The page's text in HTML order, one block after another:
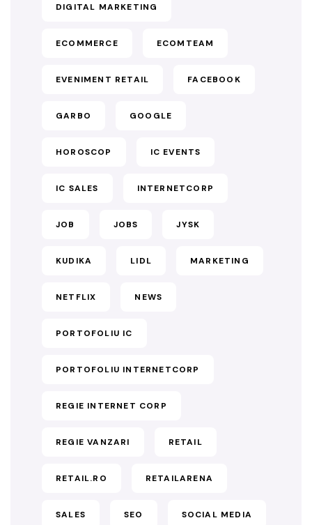
DIGITAL MARKETING
ECOMMERCE ECOMTEAM
EVENIMENT RETAIL FACEBOOK
GARBO GOOGLE
HOROSCOP IC EVENTS
IC SALES INTERNETCORP
JOB JOBS JYSK
KUDIKA LIDL MARKETING
NETFLIX NEWS
PORTOFOLIU IC
PORTOFOLIU INTERNETCORP
REGIE INTERNET CORP
REGIE VANZARI RETAIL
RETAIL.RO RETAILARENA
SALES SEO SOCIAL MEDIA